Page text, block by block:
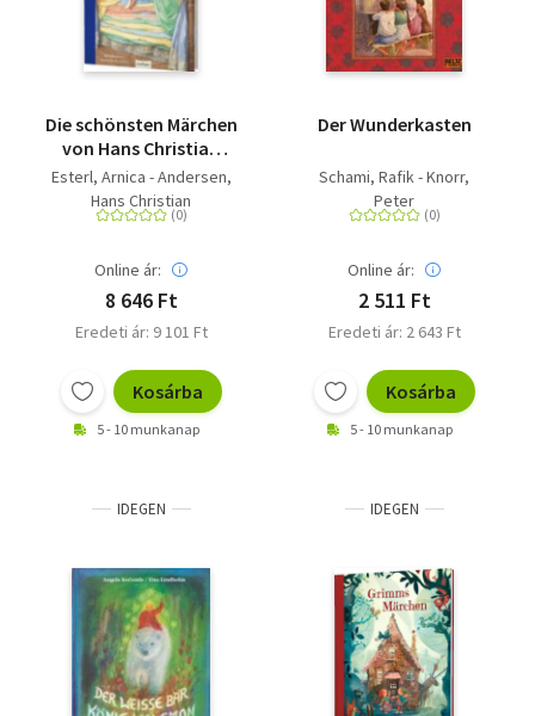
Die schönsten Märchen
von Hans Christian
Andersen
Esterl, Arnica - Andersen,
Hans Christian
Online ár:
8 646 Ft
Eredeti ár: 9 101 Ft
Kosárba
5 - 10 munkanap
Der Wunderkasten
Schami, Rafik - Knorr,
Peter
Online ár:
2 511 Ft
Eredeti ár: 2 643 Ft
Kosárba
5 - 10 munkanap
IDEGEN IDEGEN